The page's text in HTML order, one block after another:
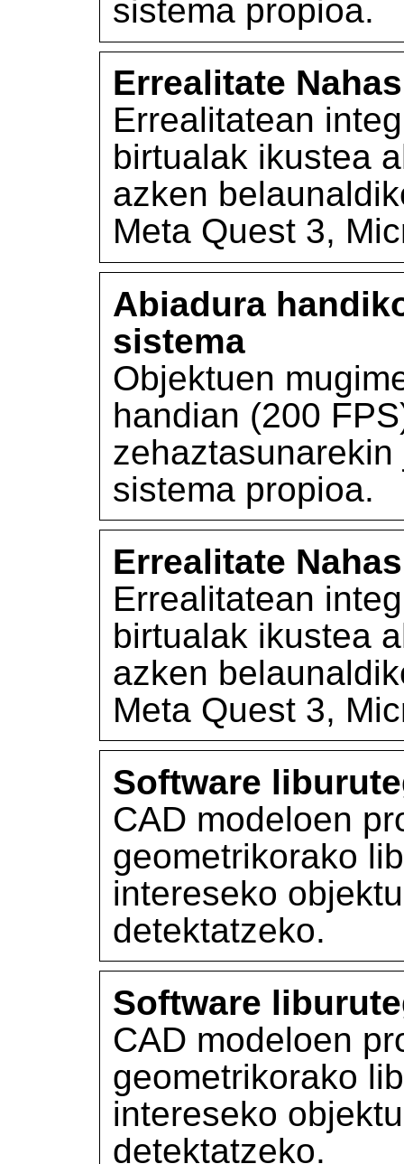
sistema propioa.
Errealitate
Errealitatean
birtualak ikustea
azken
Meta Quest 3,
Abiadura
sistema
Objektuen
handian (200
sistema propioa.
Errealitate
Errealitatean
birtualak ikustea
azken
Meta Quest 3,
Software
CAD modeloen
geometrikorako
intereseko
detektatzeko.
Software
CAD modeloen
geometrikorako
intereseko
detektatzeko.